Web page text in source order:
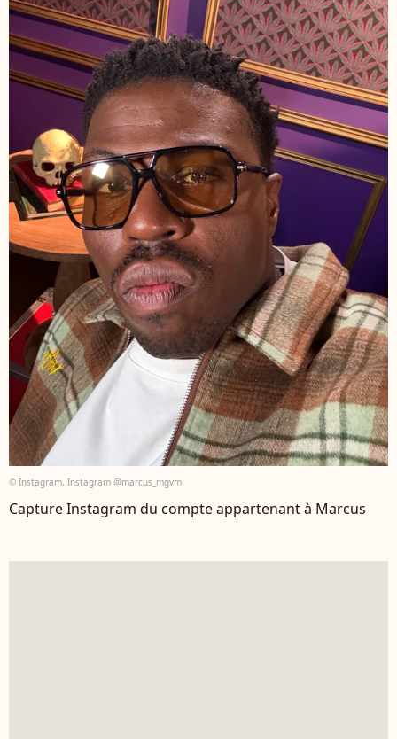
© Instagram, Instagram @marcus_mgvm
Capture Instagram du compte appartenant à Marcus